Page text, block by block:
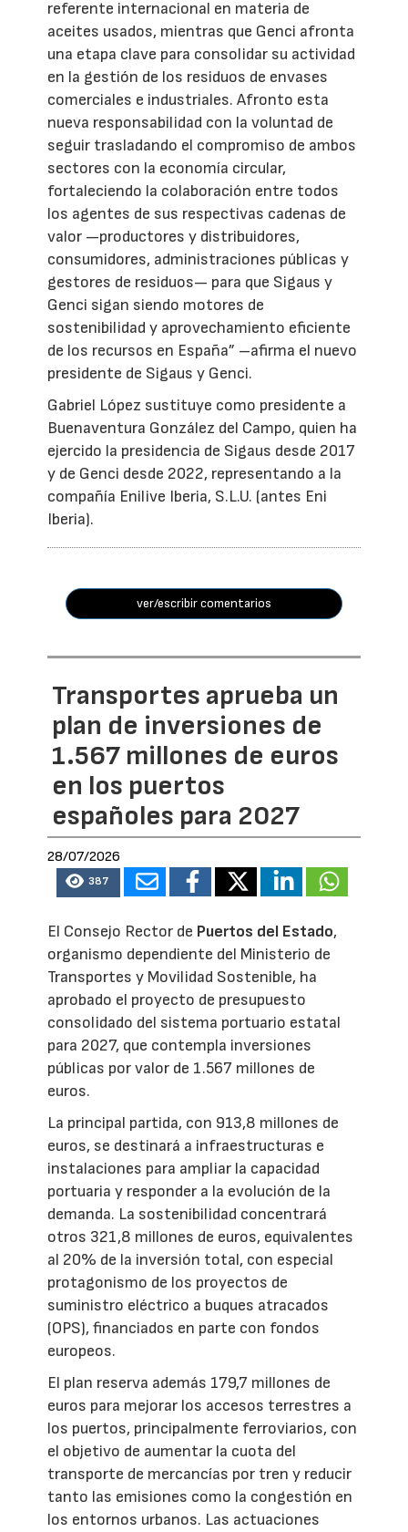
referente internacional en materia de
aceites usados, mientras que Genci afronta
una etapa clave para consolidar su actividad
en la gestión de los residuos de envases
comerciales e industriales. Afronto esta
nueva responsabilidad con la voluntad de
seguir trasladando el compromiso de ambos
sectores con la economía circular,
fortaleciendo la colaboración entre todos
los agentes de sus respectivas cadenas de
valor —productores y distribuidores,
consumidores, administraciones públicas y
gestores de residuos— para que Sigaus y
Genci sigan siendo motores de
sostenibilidad y aprovechamiento eficiente
de los recursos en España” –afirma el nuevo
presidente de Sigaus y Genci.
Gabriel López sustituye como presidente a
Buenaventura González del Campo, quien ha
ejercido la presidencia de Sigaus desde 2017
y de Genci desde 2022, representando a la
compañía Enilive Iberia, S.L.U. (antes Eni
Iberia).
ver/escribir comentarios
Transportes aprueba un
plan de inversiones de
1.567 millones de euros
en los puertos
españoles para 2027
28/07/2026
387
El Consejo Rector de Puertos del Estado,
organismo dependiente del Ministerio de
Transportes y Movilidad Sostenible, ha
aprobado el proyecto de presupuesto
consolidado del sistema portuario estatal
para 2027, que contempla inversiones
públicas por valor de 1.567 millones de
euros.
La principal partida, con 913,8 millones de
euros, se destinará a infraestructuras e
instalaciones para ampliar la capacidad
portuaria y responder a la evolución de la
demanda. La sostenibilidad concentrará
otros 321,8 millones de euros, equivalentes
al 20% de la inversión total, con especial
protagonismo de los proyectos de
suministro eléctrico a buques atracados
(OPS), financiados en parte con fondos
europeos.
El plan reserva además 179,7 millones de
euros para mejorar los accesos terrestres a
los puertos, principalmente ferroviarios, con
el objetivo de aumentar la cuota del
transporte de mercancías por tren y reducir
tanto las emisiones como la congestión en
los entornos urbanos. Las actuaciones